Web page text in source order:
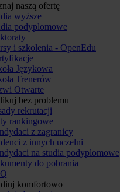
naszą ofertę
wyższe
podyplomowe
i szkolenia - OpenEdu
Językowa
Trenerów
Otwarte
bez problemu
rekrutacji
rankingowe
z zagranicy
z innych uczelni
na studia podyplomowe
do pobrania
komfortowo